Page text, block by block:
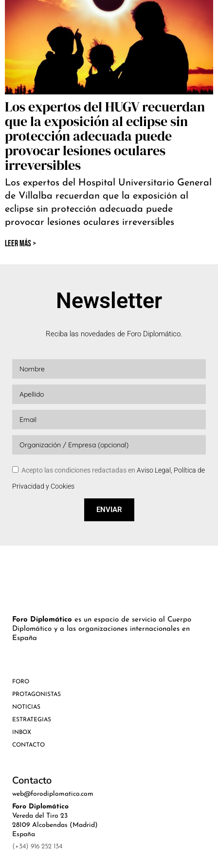
Los expertos del HUGV recuerdan
que la exposición al eclipse sin
protección adecuada puede
provocar lesiones oculares
irreversibles
Los expertos del Hospital Universitario General
de Villalba recuerdan que la exposición al
eclipse sin protección adecuada puede
provocar lesiones oculares irreversibles
LEER MÁS >
Newsletter
Reciba las novedades de Foro Diplomático.
Acepto las condiciones redactadas en Aviso Legal, Política de
Privacidad y Cookies
ENVIAR
Foro Diplomático es un espacio de servicio al Cuerpo
Diplomático y a las organizaciones internacionales en
España
FORO
PROTAGONISTAS
NOTICIAS
ESTRATEGIAS
INBOX
CONTACTO
Contacto
web@forodiplomatico.com
Foro Diplomático
Vereda del Tiro 23
28109 Alcobendas (Madrid)
España
(+34) 916 252 134